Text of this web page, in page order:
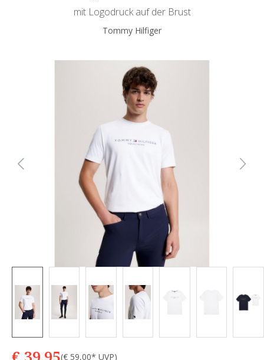
mit Logodruck auf der Brust
Tommy Hilfiger
(€ 59,00* UVP)